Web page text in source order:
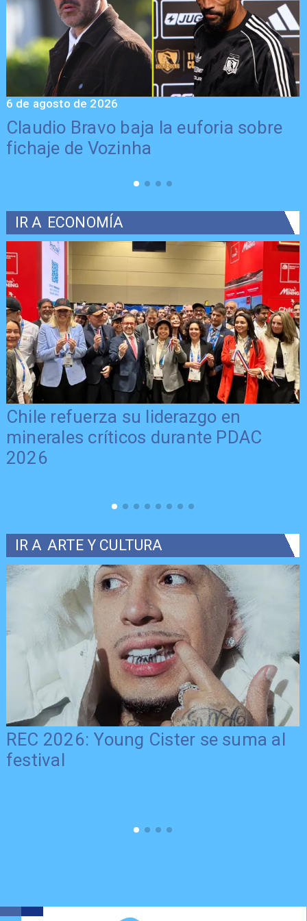
Claudio Bravo baja la euforia sobre
fichaje de Vozinha
6 de agosto de 2026
IR A ECONOMÍA
Chile refuerza su liderazgo en
minerales críticos durante PDAC
2026
IR A ARTE Y CULTURA
REC 2026: Young Cister se suma al
festival